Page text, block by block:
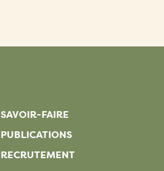
SAVOIR-FAIRE
PUBLICATIONS
RECRUTEMENT